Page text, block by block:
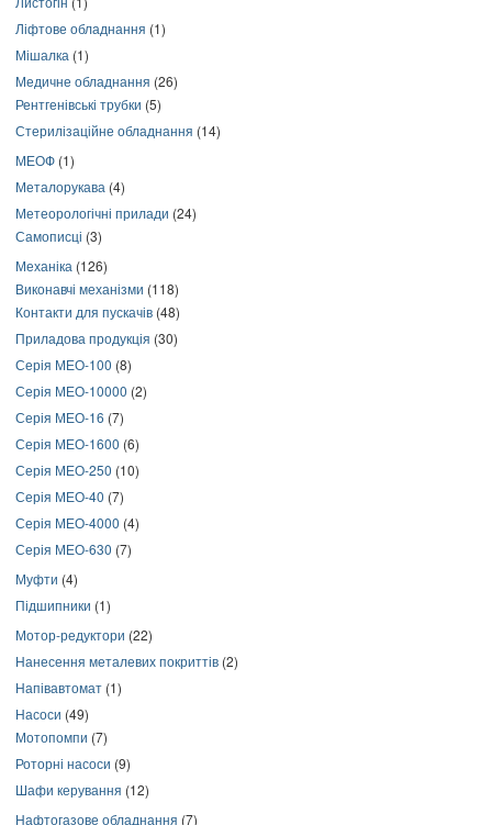
Ліфтове обладнання (1)
Мішалка (1)
Медичне обладнання (26)
Рентгенівські трубки (5)
Стерилізаційне обладнання (14)
МЕОФ (1)
Металорукава (4)
Метеорологічні прилади (24)
Самописці (3)
Механіка (126)
Виконавчі механізми (118)
Контакти для пускачів (48)
Приладова продукція (30)
Серія МЕО-100 (8)
Серія МЕО-10000 (2)
Серія МЕО-16 (7)
Серія МЕО-1600 (6)
Серія МЕО-250 (10)
Серія МЕО-40 (7)
Серія МЕО-4000 (4)
Серія МЕО-630 (7)
Муфти (4)
Підшипники (1)
Мотор-редуктори (22)
Нанесення металевих покриттів (2)
Напівавтомат (1)
Насоси (49)
Мотопомпи (7)
Роторні насоси (9)
Шафи керування (12)
Нафтогазове обладнання (7)